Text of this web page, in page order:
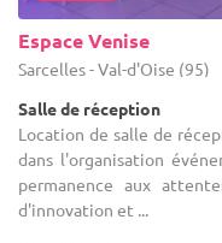
Espace Venise
Sarcelles - Val-d'Oise (95)
Salle de réception
Location de salle de
dans l'organisation
permanence aux
d'innovation et ...